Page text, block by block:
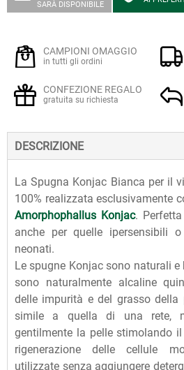
SARÀ DISPONIBILE
CAMPIONI OMAGGIO
in tutti gli ordini
CONFEZIONE REGALO
gratuita su richiesta
DESCRIZIONE
La Spugna Konjac Bianca per il
100% realizzata esclusivamente
Amorphophallus Konjac.
anche per quelle ipersensibili
neonati.
Le spugne Konjac sono naturali
sono naturalmente alcaline
delle impurità e del grasso della
simile a quella di una rete,
gentilmente la pelle stimolando
rigenerazione delle cellule
utilizzate senza aggiungere